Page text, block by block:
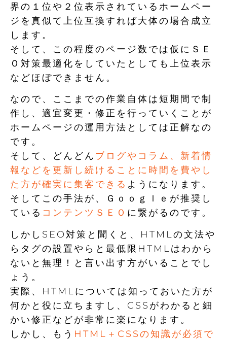
界の１位や２位表示されているホームペー
ジを真似て上位互換すれば大体の場合成立
します。
そして、この程度のページ数では仮にＳＥ
Ｏ対策最適化をしていたとしても上位表示
などほぼできません。
なので、ここまでの作業自体は短期間で制
作し、適宜変更・修正を行っていくことが
ホームページの運用方法としては正解なの
です。
そして、どんどん ブログやコラム、新着情
報などを更新し続けることに時間を費やし
た方が確実に集客できる ようになります。
そしてこの手法が、Ｇｏｏｇｌｅが推奨し
ている コンテンツＳＥＯ に繋がるのです。
しかしSEO対策と聞くと、HTMLの文法や
らタグの設置やらと最低限HTMLはわから
ないと無理！と言い出す方がいることでし
ょう。
実際、HTMLについては知っておいた方が
何かと役に立ちますし、CSSがわかると細
かい修正などが非常に楽になります。
しかし、もう HTML＋CSSの知識が必須で